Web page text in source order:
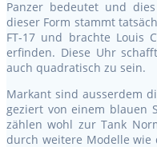
Panzer bedeutet und
dieser Form stammt
FT-17 und brachte Louis
erfinden. Diese Uhr
auch quadratisch zu sein.
Markant sind ausserdem
geziert von einem blauen
zählen wohl zur Tank
durch weitere Modelle wie